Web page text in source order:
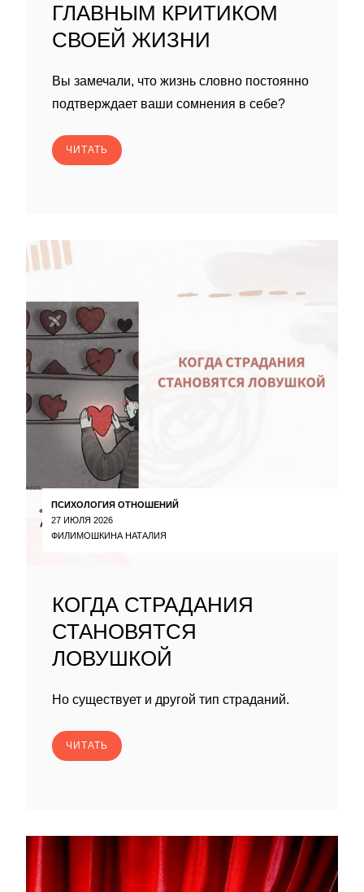
ГЛАВНЫМ КРИТИКОМ
СВОЕЙ ЖИЗНИ
Вы замечали, что жизнь словно постоянно
подтверждает ваши сомнения в себе?
ЧИТАТЬ
ПСИХОЛОГИЯ ОТНОШЕНИЙ
27 ИЮЛЯ 2026
ФИЛИМОШКИНА НАТАЛИЯ
КОГДА СТРАДАНИЯ
СТАНОВЯТСЯ
ЛОВУШКОЙ
Но существует и другой тип страданий.
ЧИТАТЬ